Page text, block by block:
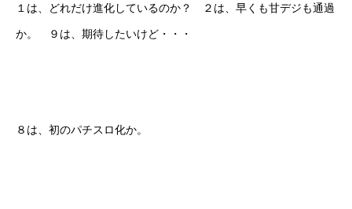
１は、どれだけ進化しているのか？ ２は、早くも甘デジも通過
か。 ９は、期待したいけど・・・
８は、初のパチスロ化か。